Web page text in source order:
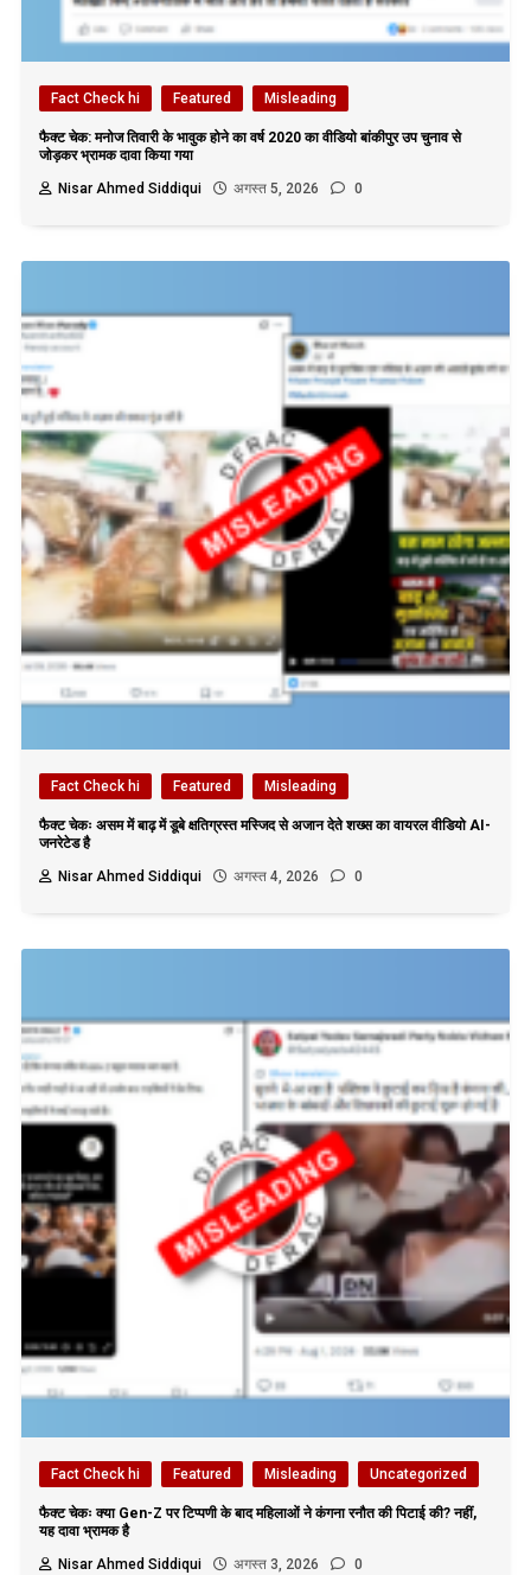
Fact Check hi Featured Misleading
फैक्ट चेक: मनोज तिवारी के भावुक होने का वर्ष 2020 का वीडियो बांकीपुर उप चुनाव से
जोड़कर भ्रामक दावा किया गया
Nisar Ahmed Siddiqui
अगस्त 5, 2026 0
Fact Check hi Featured Misleading
फैक्ट चेकः असम में बाढ़ में डूबे क्षतिग्रस्त मस्जिद से अजान देते शख्स का वायरल वीडियो AI-
जनरेटेड है
Nisar Ahmed Siddiqui
अगस्त 4, 2026 0
Fact Check hi Featured Misleading Uncategorized
फैक्ट चेकः क्या Gen-Z पर टिप्पणी के बाद महिलाओं ने कंगना रनौत की पिटाई की? नहीं,
यह दावा भ्रामक है
Nisar Ahmed Siddiqui
अगस्त 3, 2026 0